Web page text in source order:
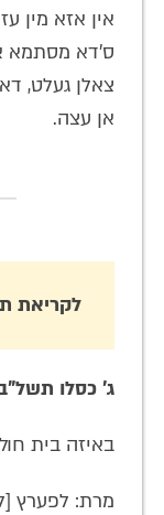
אין אזא מין
ס'דא מסתמא
צאלן געלט,
אן עצה.
לקריאת
ג' כסלו
באיזה בית
מרת: לפערץ